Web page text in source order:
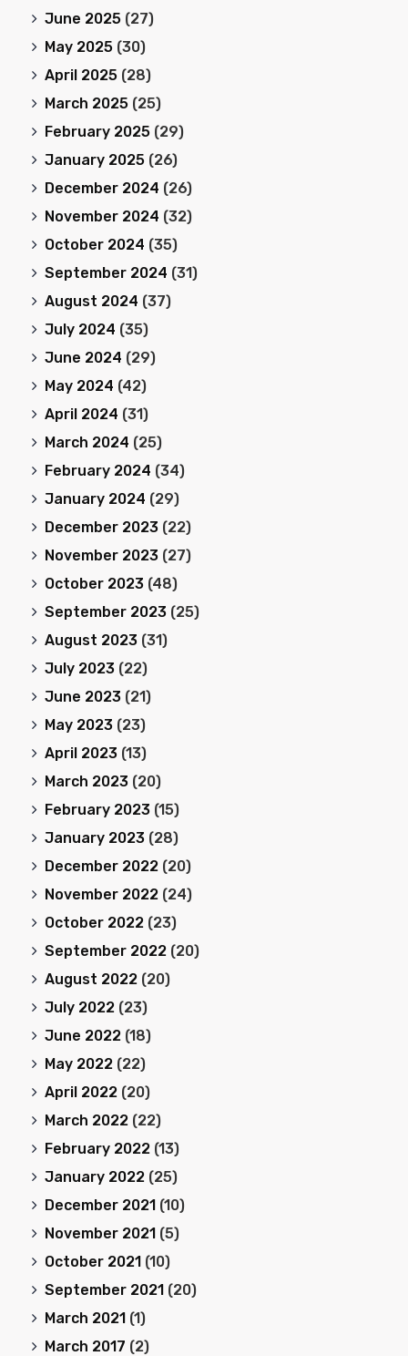
June 2025 (27)
May 2025 (30)
April 2025 (28)
March 2025 (25)
February 2025 (29)
January 2025 (26)
December 2024 (26)
November 2024 (32)
October 2024 (35)
September 2024 (31)
August 2024 (37)
July 2024 (35)
June 2024 (29)
May 2024 (42)
April 2024 (31)
March 2024 (25)
February 2024 (34)
January 2024 (29)
December 2023 (22)
November 2023 (27)
October 2023 (48)
September 2023 (25)
August 2023 (31)
July 2023 (22)
June 2023 (21)
May 2023 (23)
April 2023 (13)
March 2023 (20)
February 2023 (15)
January 2023 (28)
December 2022 (20)
November 2022 (24)
October 2022 (23)
September 2022 (20)
August 2022 (20)
July 2022 (23)
June 2022 (18)
May 2022 (22)
April 2022 (20)
March 2022 (22)
February 2022 (13)
January 2022 (25)
December 2021 (10)
November 2021 (5)
October 2021 (10)
September 2021 (20)
March 2021 (1)
March 2017 (2)